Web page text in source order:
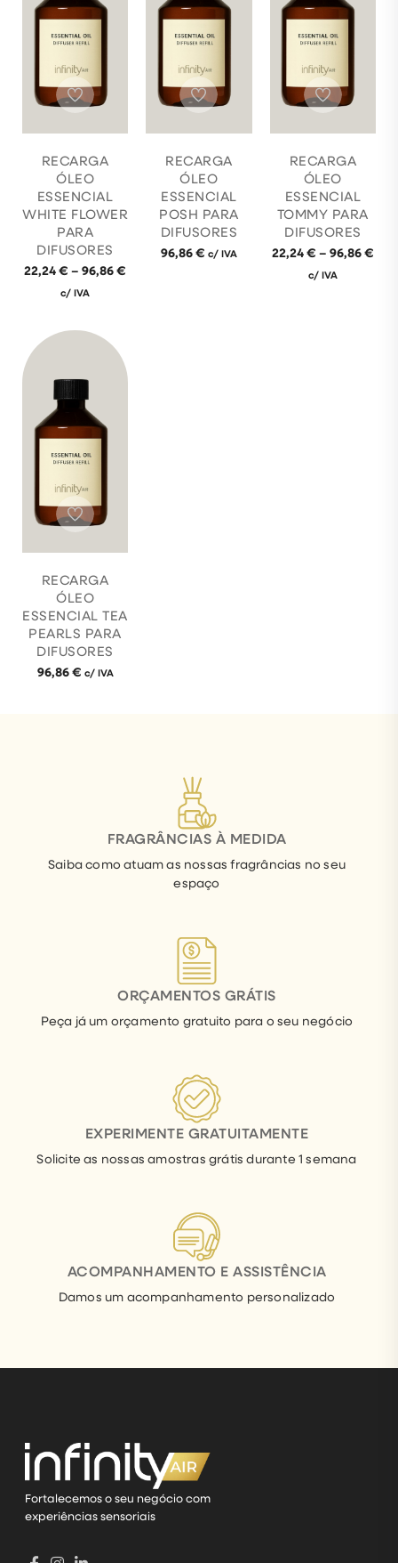
RECARGA
ÓLEO
ESSENCIAL
WHITE FLOWER
PARA
DIFUSORES
22,24€ – 96,86€
c/ IVA
RECARGA
ÓLEO
ESSENCIAL
POSH PARA
DIFUSORES
96,86€ c/ IVA
RECARGA
ÓLEO
ESSENCIAL
TOMMY PARA
DIFUSORES
22,24€ – 96,86€
c/ IVA
RECARGA
ÓLEO
ESSENCIAL TEA
PEARLS PARA
DIFUSORES
96,86€ c/ IVA
FRAGRÂNCIAS À MEDIDA
Saiba como atuam as nossas fragrâncias no seu
espaço
ORÇAMENTOS GRÁTIS
Peça já um orçamento gratuito para o seu negócio
EXPERIMENTE GRATUITAMENTE
Solicite as nossas amostras grátis durante 1 semana
ACOMPANHAMENTO E ASSISTÊNCIA
Damos um acompanhamento personalizado
Fortalecemos o seu negócio com
experiências sensoriais